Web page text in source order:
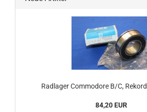
Radlager Commodore B/C,
84,20 EUR